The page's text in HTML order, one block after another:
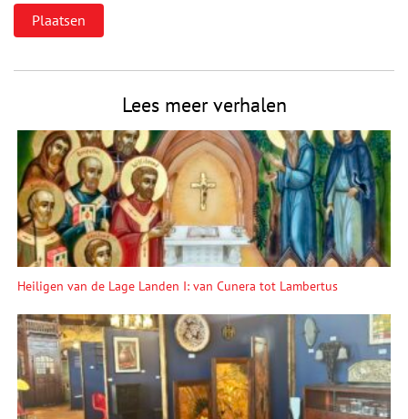
Lees meer verhalen
Heiligen van de Lage Landen I: van Cunera tot Lambertus